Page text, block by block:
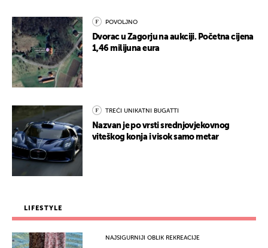
POVOLJNO
Dvorac u Zagorju na aukciji. Početna cijena
1,46 milijuna eura
TREĆI UNIKATNI BUGATTI
Nazvan je po vrsti srednjovjekovnog
viteškog konja i visok samo metar
LIFESTYLE
NAJSIGURNIJI OBLIK REKREACIJE